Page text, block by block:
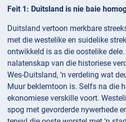
Feit 1: Duitsland is nie baie
Duitsland vertoon merkbare
met die westelike en suidelike
ontwikkeld is as die oostelike dele.
nalatenskap van die historiese
Wes-Duitsland, ‘n verdeling wat
Muur beklemtoon is. Selfs na die
ekonomiese verskille voort.
spog met gevorderde nywerhede